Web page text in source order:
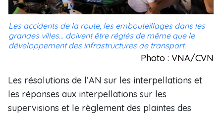
Les accidents de la route, les embouteillages dans les
grandes villes... doivent être réglés de même que le
développement des infrastructures de transport.
Photo : VNA/CVN
Les résolutions de l’AN sur les interpellations et
les réponses aux interpellations sur les
supervisions et le règlement des plaintes des